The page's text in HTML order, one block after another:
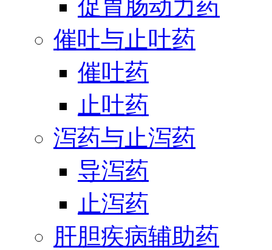
促胃肠动力药
催吐与止吐药
催吐药
止吐药
泻药与止泻药
导泻药
止泻药
肝胆疾病辅助药